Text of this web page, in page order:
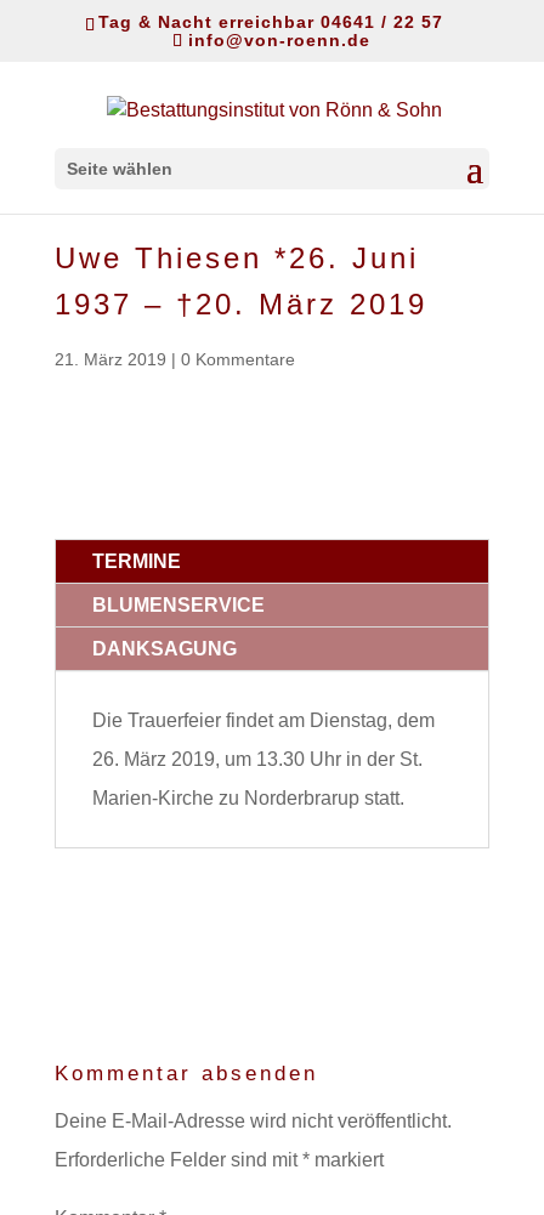
Tag & Nacht erreichbar 04641 / 22 57
info@von-roenn.de
Seite wählen
Uwe Thiesen *26. Juni
1937 – †20. März 2019
21. März 2019 | 0 Kommentare
TERMINE
BLUMENSERVICE
DANKSAGUNG
Die Trauerfeier findet am Dienstag, dem
26. März 2019, um 13.30 Uhr in der St.
Marien-Kirche zu Norderbrarup statt.
Kommentar absenden
Deine E-Mail-Adresse wird nicht veröffentlicht.
Erforderliche Felder sind mit*markiert